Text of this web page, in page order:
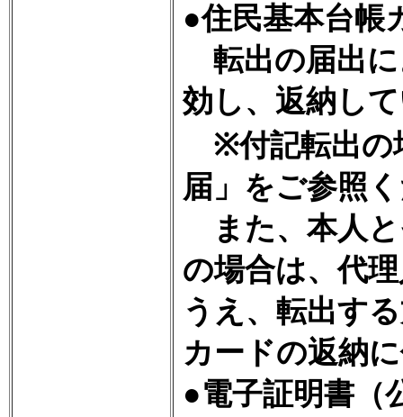
●住民基本台帳
転出の届出に
効し、返納し
※付記転出の
届」をご参照
また、本人と
の場合は、代
うえ、転出す
カードの返納
●電子証明書（